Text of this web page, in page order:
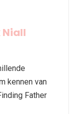
Niall
kennen van
Father